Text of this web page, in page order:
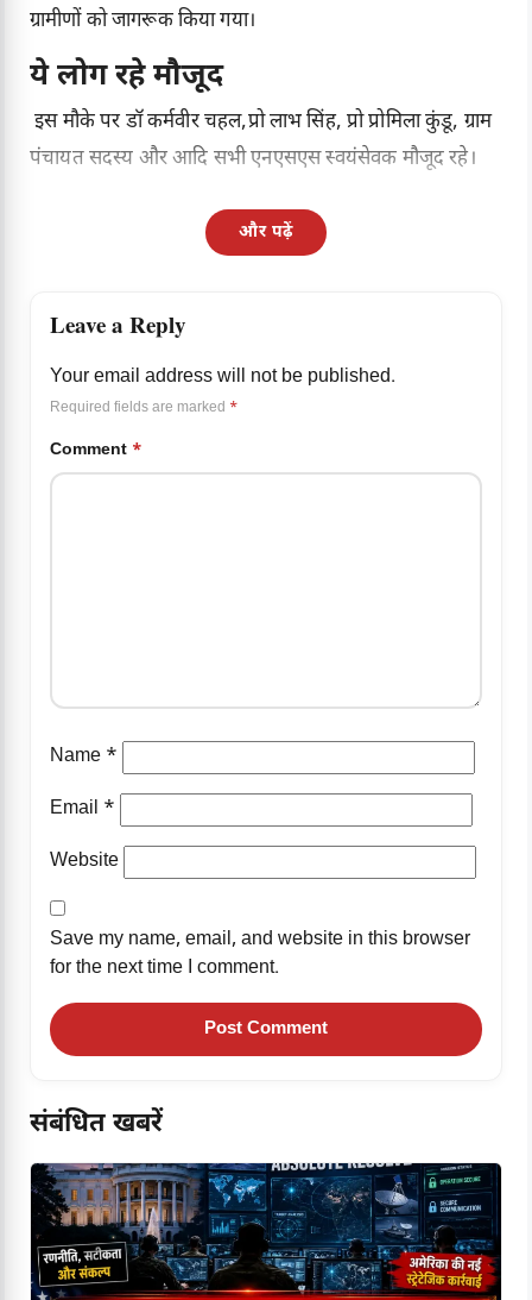
ग्रामीणों को जागरूक किया गया।
ये लोग रहे मौजूद
इस मौके पर डॉ कर्मवीर चहल,प्रो लाभ सिंह, प्रो प्रोमिला कुंडू, ग्राम
पंचायत सदस्य और आदि सभी एनएसएस स्वयंसेवक मौजूद रहे।
और पढ़ें
Leave a Reply
Your email address will not be published.
Required fields are marked *
Comment *
Name *
Email *
Website
Save my name, email, and website in this browser
for the next time I comment.
संबंधित खबरें